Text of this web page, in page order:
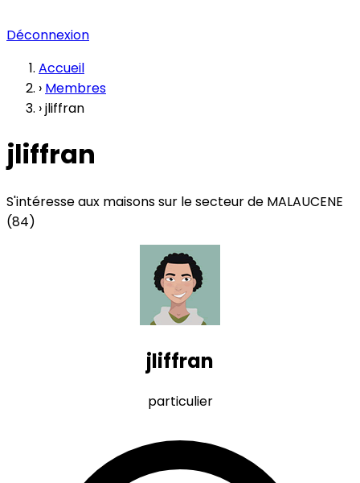
Déconnexion
Accueil
› Membres
›jliffran
jliffran
S'intéresse aux maisons sur le secteur de MALAUCENE
(84)
jliffran
particulier